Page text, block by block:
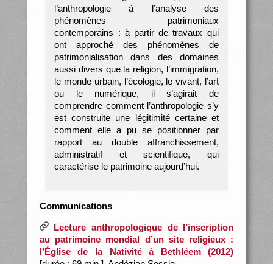
l’anthropologie à l’analyse des
phénomènes patrimoniaux
contemporains : à partir de travaux qui
ont approché des phénomènes de
patrimonialisation dans des domaines
aussi divers que la religion, l’immigration,
le monde urbain, l’écologie, le vivant, l’art
ou le numérique, il s’agirait de
comprendre comment l’anthropologie s’y
est construite une légitimité certaine et
comment elle a pu se positionner par
rapport au double affranchissement,
administratif et scientifique, qui
caractérise le patrimoine aujourd’hui.
Communications
Lecture anthropologique de l’inscription
au patrimoine mondial d’un site religieux :
l’Église de la Nativité à Bethléem (2012)